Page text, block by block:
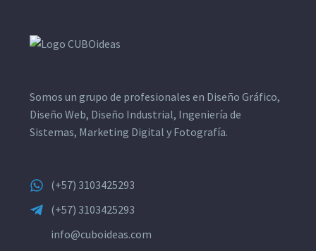
Somos un grupo de profesionales en Diseño Gráfico,
Diseño Web, Diseño Industrial, Ingeniería de
Sistemas, Marketing Digital y Fotografía.
(+57) 3103425293
(+57) 3103425293
info@cuboideas.com